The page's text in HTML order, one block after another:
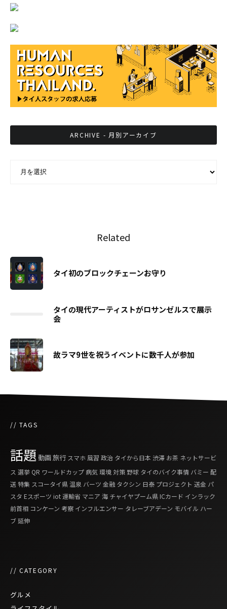
ARCHIVE - 月別アーカイブ
Related
タイ初のブロックチェーンお守り
タイの現代アーティストがロサンゼルスで展示
会
故ラマ9世を祝うイベントに数千人が参加
// TAGS
話題 動画旅行 スマホ 風習 政治 タイから日本 渋滞 お茶 ネットサービ
ス 選挙 QR ワールドカップ病気 環境対策 野球 タイのバイク事情 バミー 配
送特集 スコータイ県温泉 バーツ 金融 タクシン 日泰 プロジェクト 送金 パ
スタ Eスポーツ iot運輸省 マニア 海 チャイヤプーム県 ICカード インラック
前首相 コンケーン 考察 インフルエンサー タレーブアデーン モバイル ハー
ブ延伸
// CATEGORY
グルメ